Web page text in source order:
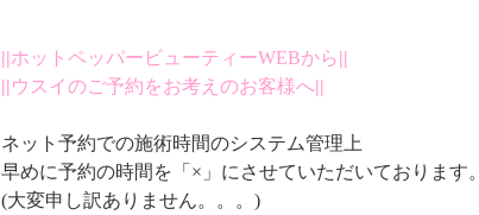
||ホットペッパービューティーWEBから||
||ウスイのご予約をお考えのお客様へ||
ネット予約での施術時間のシステム管理上
早めに予約の時間を「×」にさせていただいております。
(大変申し訳ありません。。。)